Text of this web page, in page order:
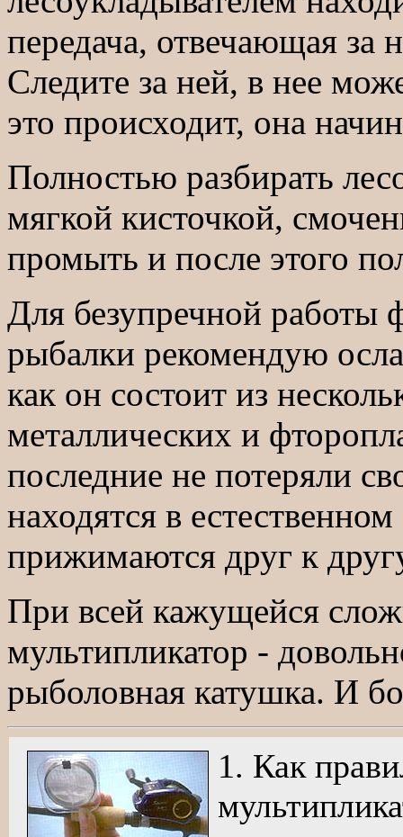
передача, отвечающая
Следите за ней, в нее
это происходит, она
Полностью разбирать
мягкой кисточкой,
промыть и после этого
Для безупречной работы
рыбалки рекомендую
как он состоит из
металлических и
последние не потеряли
находятся в
прижимаются друг к
При всей кажущейся
мультипликатор -
рыболовная катушка. И
1. Как